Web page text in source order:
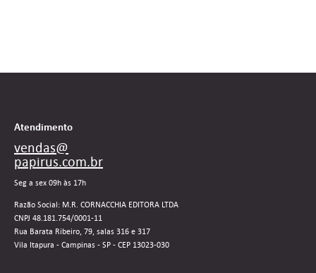
Atendimento
vendas@
papirus.com.br
Seg a sex 09h às 17h
Razão Social: M.R. CORNACCHIA EDITORA LTDA
CNPJ 48.181.754/0001-11
Rua Barata Ribeiro, 79, salas 316 e 317
Vila Itapura - Campinas - SP - CEP 13023-030